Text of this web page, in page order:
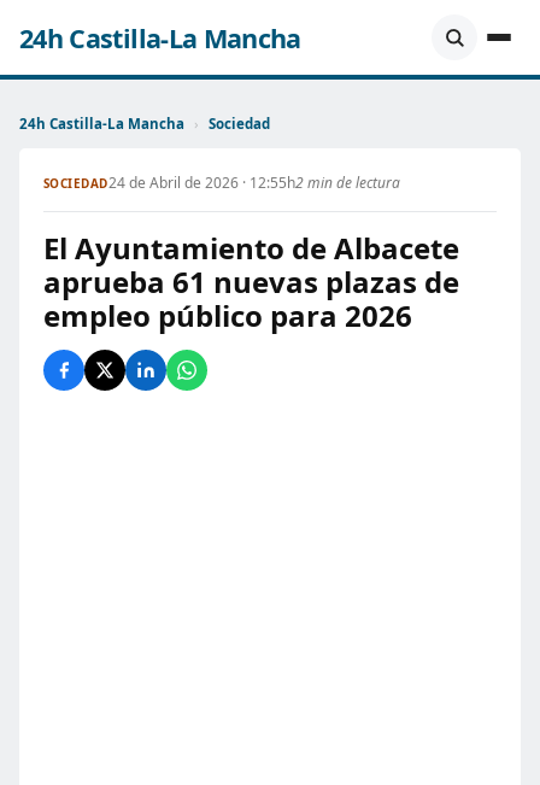
24h Castilla-La Mancha
24h Castilla-La Mancha › Sociedad
SOCIEDAD24 de Abril de 2026 · 12:55h2 min de lectura
El Ayuntamiento de Albacete
aprueba 61 nuevas plazas de
empleo público para 2026